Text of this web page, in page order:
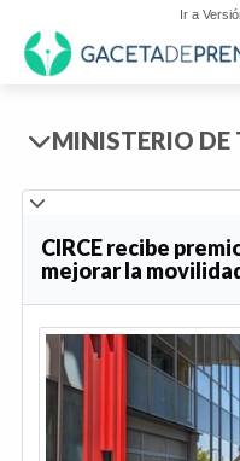
Ir a
MINISTERIO DE
CIRCE recibe
mejorar la